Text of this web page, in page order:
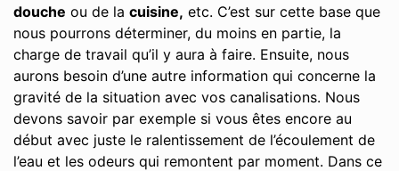
douche ou de la cuisine, etc. C’est sur cette base que
nous pourrons déterminer, du moins en partie, la
charge de travail qu’il y aura à faire. Ensuite, nous
aurons besoin d’une autre information qui concerne la
gravité de la situation avec vos canalisations. Nous
devons savoir par exemple si vous êtes encore au
début avec juste le ralentissement de l’écoulement de
l’eau et les odeurs qui remontent par moment. Dans ce